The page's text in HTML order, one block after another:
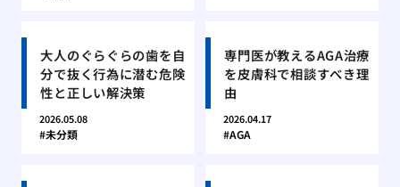
大人のぐらぐらの歯を自
分で抜く行為に潜む危険
性と正しい解決策
2026.05.08
未分類
専門医が教えるAGA治療
を皮膚科で相談すべき理
由
2026.04.17
AGA